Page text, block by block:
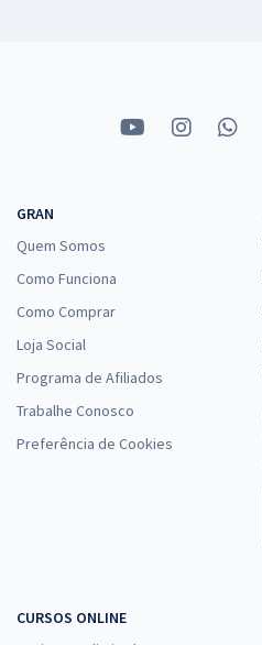
GRAN
Quem Somos
Como Funciona
Como Comprar
Loja Social
Programa de Afiliados
Trabalhe Conosco
Preferência de Cookies
CURSOS ONLINE